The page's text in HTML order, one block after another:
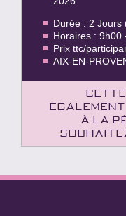
Durée : 2 Jours
Horaires : 9h00
Prix ttc/
AIX-EN-
à la